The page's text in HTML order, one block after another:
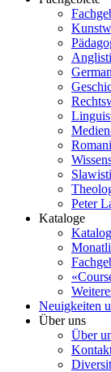
Peter
Kataloge
Neuigkeiten
Über uns
Über